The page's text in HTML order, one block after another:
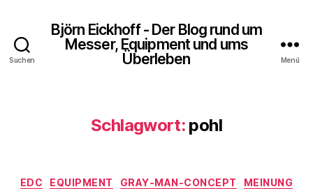
Suchen
Björn Eickhoff - Der Blog rund um
Messer, Equipment und ums
Überleben
Menü
Schlagwort: pohl
Kategorien
EDC EQUIPMENT GRAY-MAN-CONCEPT
MEINUNG